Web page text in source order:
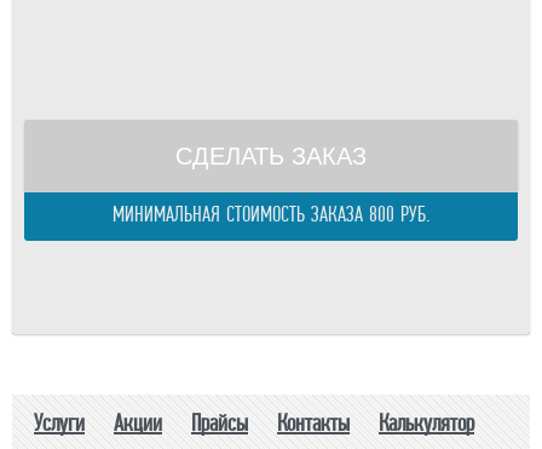
СДЕЛАТЬ ЗАКАЗ
МИНИМАЛЬНАЯ СТОИМОСТЬ ЗАКАЗА 800 РУБ.
Услуги Акции Прайсы Контакты Калькулятор